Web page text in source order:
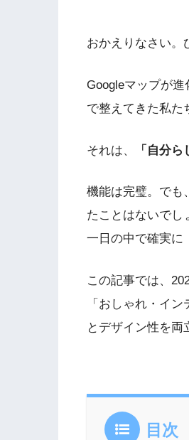
おかえりなさい。
Googleマップが
で整えてきた私た
それは、 「自分ら
機能は完璧。でも
たことはないで
一日の中で確実に
この記事では、
「おしゃれ・イ
とデザイン性を両
目次